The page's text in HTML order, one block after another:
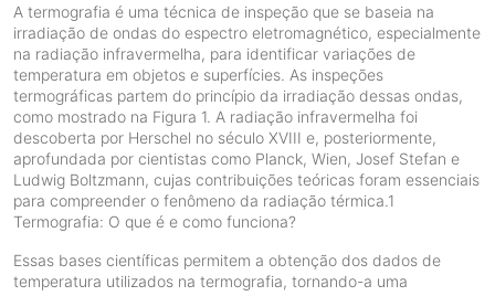
A termografia é uma técnica de inspeção que se baseia na
irradiação de ondas do espectro eletromagnético, especialmente
na radiação infravermelha, para identificar variações de
temperatura em objetos e superfícies. As inspeções
termográficas partem do princípio da irradiação dessas ondas,
como mostrado na Figura 1. A radiação infravermelha foi
descoberta por Herschel no século XVIII e, posteriormente,
aprofundada por cientistas como Planck, Wien, Josef Stefan e
Ludwig Boltzmann, cujas contribuições teóricas foram essenciais
para compreender o fenômeno da radiação térmica.1
Termografia: O que é e como funciona?
Essas bases científicas permitem a obtenção dos dados de
temperatura utilizados na termografia, tornando-a uma